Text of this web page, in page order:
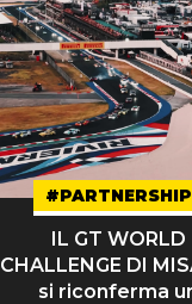
#PARTNERSHIP
IL GT WORLD
CHALLENGE DI
si riconferma